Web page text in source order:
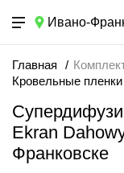
Ивано-
Главная
Кровельные
Ekran
Франковске